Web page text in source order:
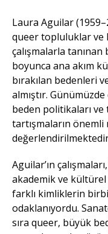
Laura Aguilar
queer topluluklar ve
çalışmalarla tanınan
boyunca ana akım
bırakılan bedenleri
almıştır.
beden politikaları
tartışmaların önemli
Aguilar’ın
akademik ve kültürel
farklı kimliklerin
odaklanıyordu.
sıra queer, büyük